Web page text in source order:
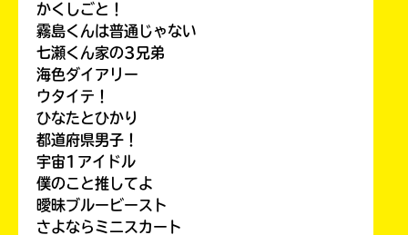
かくしごと！
霧島くんは普通じゃない
七瀬くん家の3兄弟
海色ダイアリー
ウタイテ！
ひなたとひかり
都道府県男子！
宇宙1アイドル
僕のこと推してよ
曖昧ブルービースト
さよならミニスカート